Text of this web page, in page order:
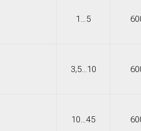
1…5
3,5…10
10…45